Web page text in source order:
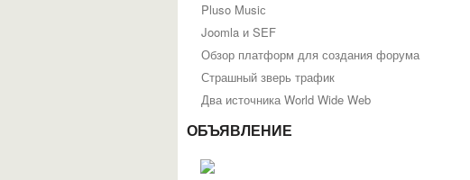
Pluso Musiс
Joomla и SEF
Обзор платформ для создания форума
Страшный зверь трафик
Два источника World Wide Web
ОБЪЯВЛЕНИЕ